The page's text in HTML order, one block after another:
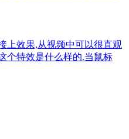
上效果,从视频中可以很直观
个特效是什么样的.当鼠标